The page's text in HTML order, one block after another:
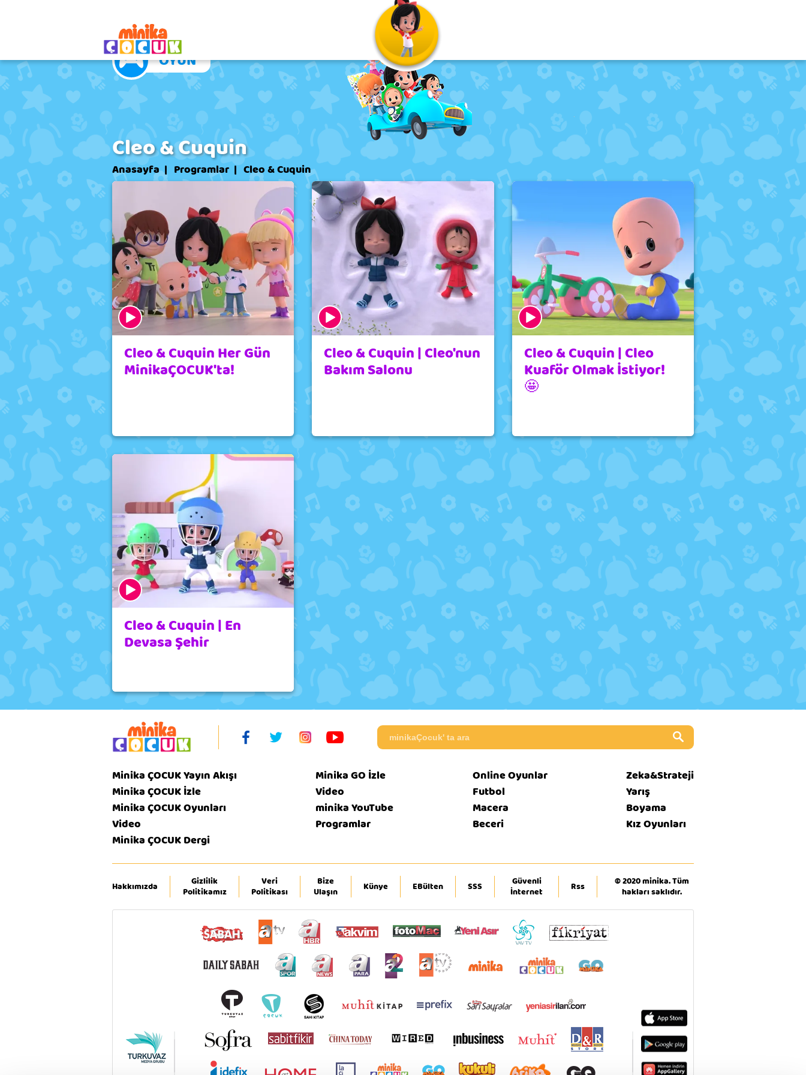
OYUN
Cleo & Cuquin
Anasayfa Programlar Cleo & Cuquin
Cleo & Cuquin Her Gün
MinikaÇOCUK'ta!
Cleo & Cuquin | Cleo'nun
Bakım Salonu
Cleo & Cuquin | Cleo
Kuaför Olmak İstiyor!
🤩
Cleo & Cuquin | En
Devasa Şehir
Minika ÇOCUK Yayın Akışı
Minika ÇOCUK İzle
Minika ÇOCUK Oyunları
Video
Minika ÇOCUK Dergi
Minika GO İzle
Video
minika YouTube
Programlar
Online Oyunlar
Futbol
Macera
Beceri
Zeka&Strateji
Yarış
Boyama
Kız Oyunları
Hakkımızda
Gizlilik
Politikamız
Veri
Politikası
Bize
Ulaşın
Künye EBülten SSS
Güvenli
İnternet
Rss
© 2020 minika. Tüm
hakları saklıdır.